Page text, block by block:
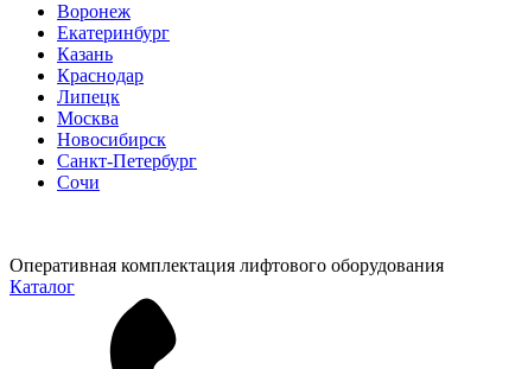
Воронеж
Екатеринбург
Казань
Краснодар
Липецк
Москва
Новосибирск
Санкт-Петербург
Сочи
Оперативная комплектация лифтового оборудования
Каталог